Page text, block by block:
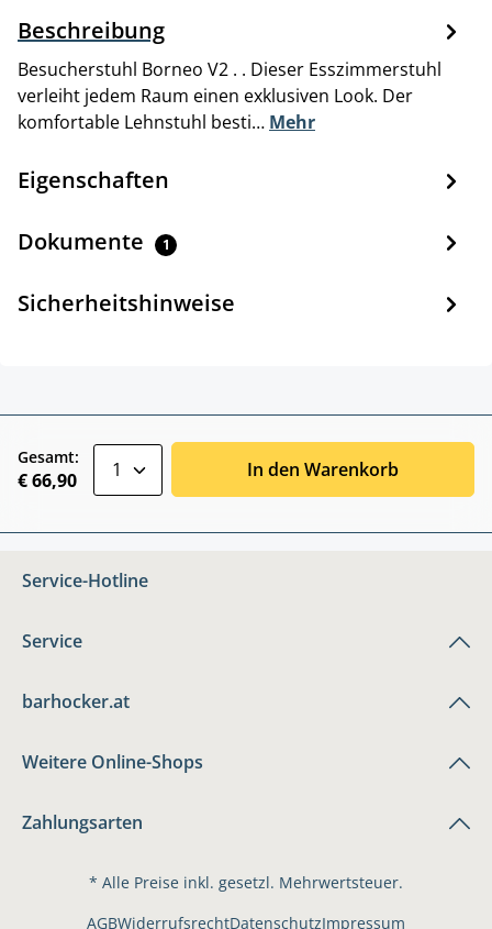
Beschreibung
Besucherstuhl Borneo V2 . . Dieser Esszimmerstuhl
verleiht jedem Raum einen exklusiven Look. Der
komfortable Lehnstuhl besti… Mehr
Eigenschaften
Dokumente 1
Sicherheitshinweise
Gesamt:
€ 66,90 In den Warenkorb
Service-Hotline
Service
barhocker.at
Weitere Online-Shops
Zahlungsarten
* Alle Preise inkl. gesetzl. Mehrwertsteuer.
AGBWiderrufsrechtDatenschutzImpressum